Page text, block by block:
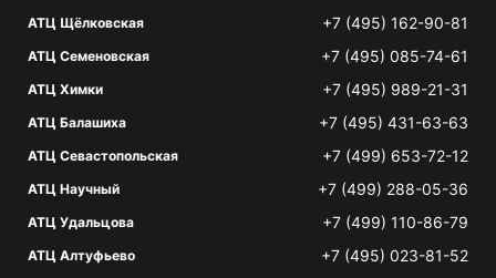
АТЦ Щёлковская +7 (495) 162-90-81
АТЦ Семеновская +7 (495) 085-74-61
АТЦ Химки +7 (495) 989-21-31
АТЦ Балашиха +7 (495) 431-63-63
АТЦ Севастопольская +7 (499) 653-72-12
АТЦ Научный +7 (499) 288-05-36
АТЦ Удальцова +7 (499) 110-86-79
АТЦ Алтуфьево +7 (495) 023-81-52